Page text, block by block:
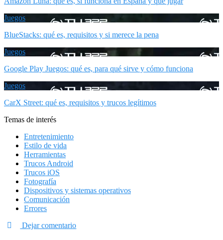
Juegos
BlueStacks: qué es, requisitos y si merece la pena
Juegos
Google Play Juegos: qué es, para qué sirve y cómo funciona
Juegos
CarX Street: qué es, requisitos y trucos legítimos
Temas de interés
Entretenimiento
Estilo de vida
Herramientas
Trucos Android
Trucos iOS
Fotografía
Dispositivos y sistemas operativos
Comunicación
Errores
Dejar comentario